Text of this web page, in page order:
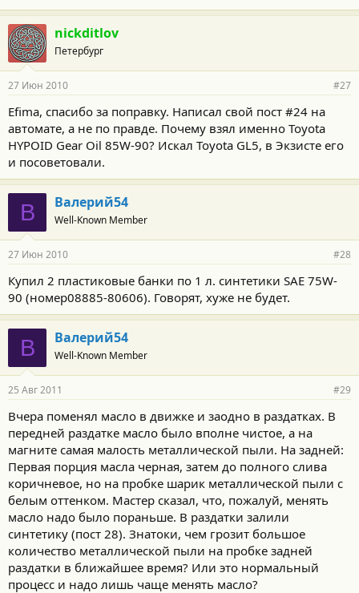
nickditlov
Петербург
27 Июн 2010 #27
Efima, спасибо за поправку. Написал свой пост #24 на
автомате, а не по правде. Почему взял именно Toyota
HYPOID Gear Oil 85W-90? Искал Toyota GL5, в Экзисте его
и посоветовали.
В Валерий54
Well-Known Member
27 Июн 2010 #28
Купил 2 пластиковые банки по 1 л. синтетики SAE 75W-
90 (номер08885-80606). Говорят, хуже не будет.
В Валерий54
Well-Known Member
25 Авг 2011 #29
Вчера поменял масло в движке и заодно в раздатках. В
передней раздатке масло было вполне чистое, а на
магните самая малость металлической пыли. На задней:
Первая порция масла черная, затем до полного слива
коричневое, но на пробке шарик металлической пыли с
белым оттенком. Мастер сказал, что, пожалуй, менять
масло надо было пораньше. В раздатки залили
синтетику (пост 28). Знатоки, чем грозит большое
количество металлической пыли на пробке задней
раздатки в ближайшее время? Или это нормальный
процесс и надо лишь чаще менять масло?